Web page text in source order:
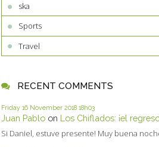
ska
Sports
Travel
RECENT COMMENTS
Friday 16 November 2018 18h03
Juan Pablo on Los Chiflados: ¡el
Si Daniel, estuve presente! Muy buena